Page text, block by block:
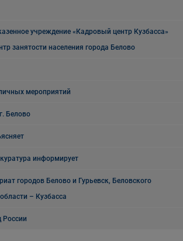
учреждение «Кадровый центр Кузбасса»
занятости населения города Белово
мероприятий
Белово
информирует
городов Белово и Гурьевск, Беловского
– Кузбасса